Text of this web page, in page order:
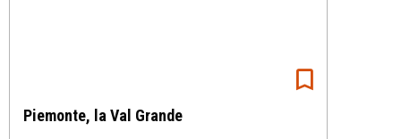
Piemonte, la Val Grande